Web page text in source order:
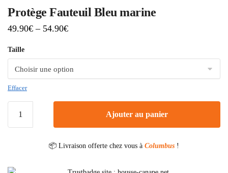
Protège Fauteuil Bleu marine
49.90€ – 54.90€
Taille
Effacer
Ajouter au panier
📦 Livraison offerte chez vous à Columbus !